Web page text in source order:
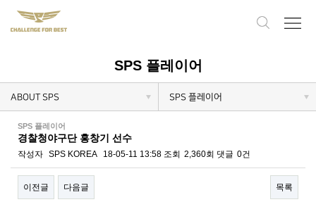
SPS 플레이어
ABOUT SPS SPS 플레이어
SPS 플레이어
경찰청야구단 홍창기 선수
작성자 SPS KOREA 18-05-11 13:58 조회 2,360회 댓글 0건
이전글 다음글 목록